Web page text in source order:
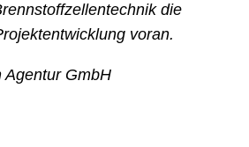
die
voran.
Agentur GmbH